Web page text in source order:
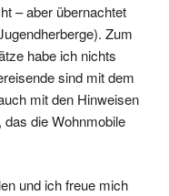
– aber übernachtet
Zum
habe ich nichts
sind mit dem
mit den Hinweisen
die Wohnmobile
und ich freue mich